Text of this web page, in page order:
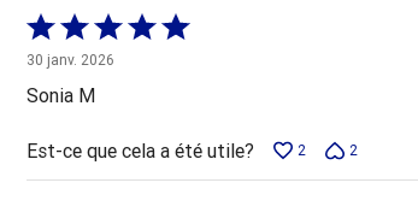
Coté
5 sur
5
30 janv. 2026
Sonia M
Est-ce que cela a été utile? 2 2